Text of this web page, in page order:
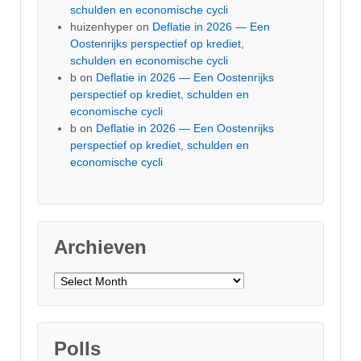
schulden en economische cycli
huizenhyper on Deflatie in 2026 — Een
Oostenrijks perspectief op krediet,
schulden en economische cycli
b on Deflatie in 2026 — Een Oostenrijks
perspectief op krediet, schulden en
economische cycli
b on Deflatie in 2026 — Een Oostenrijks
perspectief op krediet, schulden en
economische cycli
Archieven
Archieven
Polls